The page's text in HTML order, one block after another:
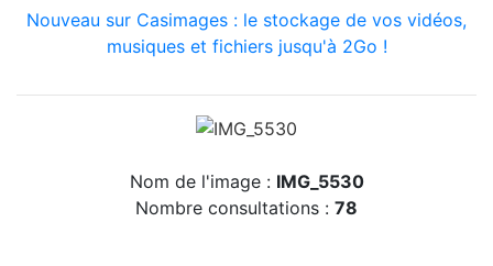
Nouveau sur Casimages : le stockage de vos vidéos,
musiques et fichiers jusqu'à 2Go !
Nom de l'image : IMG_5530
Nombre consultations : 78